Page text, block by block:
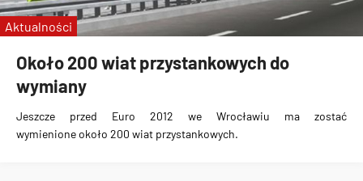
Około 200 wiat przystankowych do
wymiany
Jeszcze przed Euro 2012 we Wrocławiu ma zostać
wymienioneokoło 200 wiat przystankowych.
Aktualności